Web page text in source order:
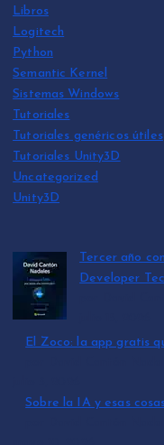
Libros
Logitech
Python
Semantic Kernel
Sistemas Windows
Tutoriales
Tutoriales genéricos útiles
Tutoriales Unity3D
Uncategorized
Unity3D
Tercer año
Developer
El Zoco: la app gratis
Sobre la IA y esas